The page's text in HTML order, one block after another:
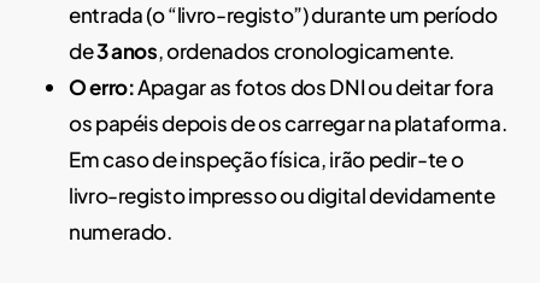
entrada (o “livro-registo”) durante um período
de3 anos, ordenados cronologicamente.
O erro:Apagar as fotos dos DNI ou deitar fora
os papéis depois de os carregar na plataforma.
Em caso de inspeção física, irão pedir-te o
livro-registo impresso ou digital devidamente
numerado.